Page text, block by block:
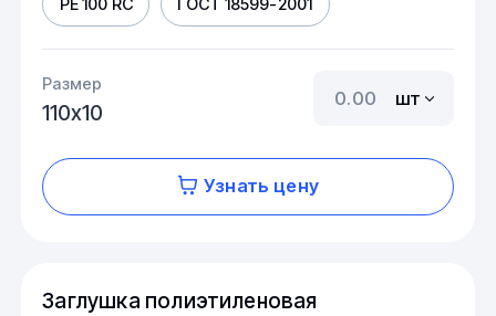
PE 100 RC ГОСТ 18599-2001
Размер
110х10
шт
Узнать цену
Заглушка полиэтиленовая